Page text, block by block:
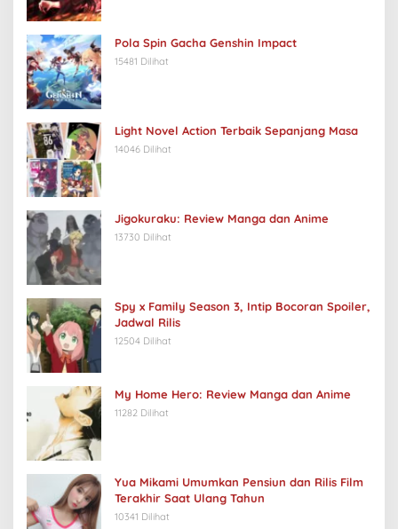
Pola Spin Gacha Genshin Impact
15481 Dilihat
Light Novel Action Terbaik Sepanjang Masa
14046 Dilihat
Jigokuraku: Review Manga dan Anime
13730 Dilihat
Spy x Family Season 3, Intip Bocoran Spoiler,
Jadwal Rilis
12504 Dilihat
My Home Hero: Review Manga dan Anime
11282 Dilihat
Yua Mikami Umumkan Pensiun dan Rilis Film
Terakhir Saat Ulang Tahun
10341 Dilihat